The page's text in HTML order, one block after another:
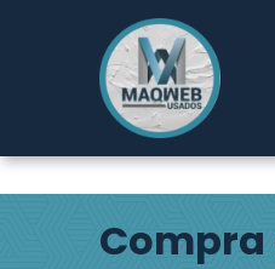
Rodovia Índio